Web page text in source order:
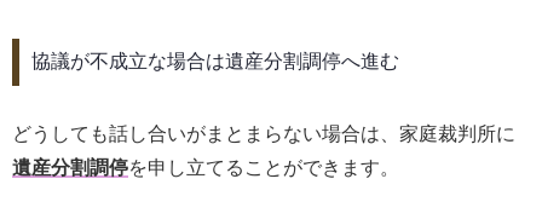
協議が不成立な場合は遺産分割調停へ進む
どうしても話し合いがまとまらない場合は、家庭裁判所に
遺産分割調停を申し立てることができます。